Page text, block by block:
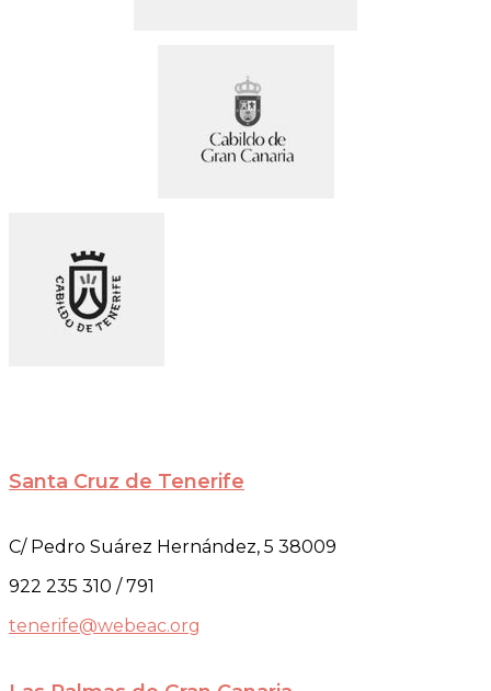
Santa Cruz de Tenerife
C/ Pedro Suárez Hernández, 5 38009
922 235 310 / 791
tenerife@webeac.org